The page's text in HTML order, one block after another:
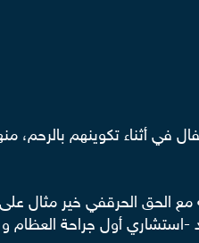
في أثناء تكوينهم
الحق الحرقفي خير مثال
-استشاري أول جراحة